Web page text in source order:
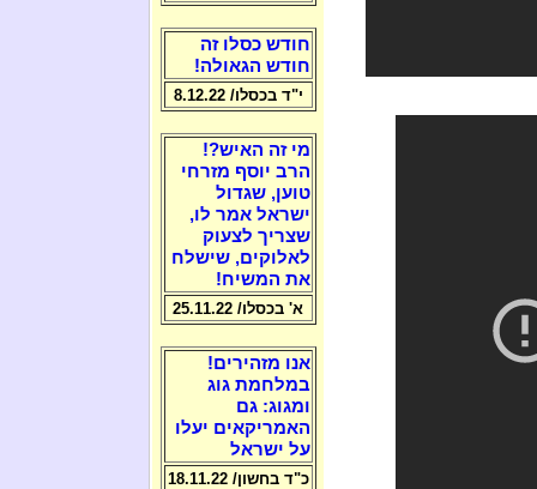
חודש כסלו זה
חודש הגאולה!
י"ד בכסלו/ 8.12.22
מי זה האיש?!
הרב יוסף מזרחי
טוען, שגדול
ישראל אמר לו,
שצריך לצעוק
לאלוקים, שישלח
את המשיח!
א' בכסלו/ 25.11.22
אנו מזהירים!
במלחמת גוג
ומגוג: גם
האמריקאים יעלו
על ישראל
כ"ד בחשון/ 18.11.22